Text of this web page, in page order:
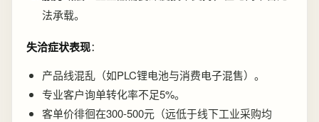
法承载。
失洽症状表现：
产品线混乱（如PLC锂电池与消费电子混售）。
专业客户询单转化率不足5%。
客单价徘徊在300-500元（远低于线下工业采购均